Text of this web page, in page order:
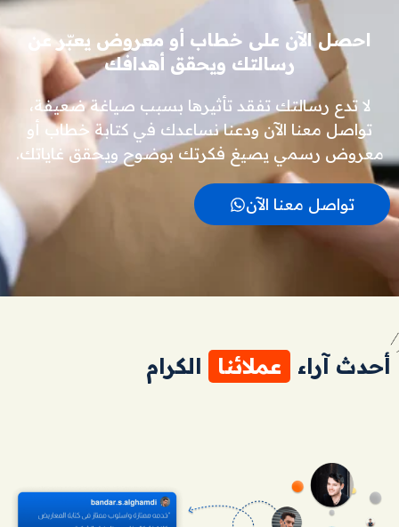
احصل الآن على خطاب أو معروض يعبّر عن
رسالتك ويحقق أهدافك
لا تدع رسالتك تفقد تأثيرها بسبب صياغة ضعيفة،
تواصل معنا الآن ودعنا نساعدك في كتابة خطاب أو
معروض رسمي يصيغ فكرتك بوضوح ويحقق غاياتك.
تواصل معنا الآن
أحدث آراء عملائنا الكرام